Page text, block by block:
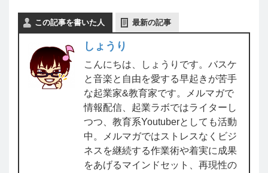
この記事を書いた人 最新の記事
しょうり
こんにちは、しょうりです。バスケ
と音楽と自由を愛する早起きが苦手
な起業家&教育家です。メルマガで
情報配信、起業ラボではライターし
つつ、教育系Youtuberとしても活動
中。メルマガではストレスなくビジ
ネスを継続する作業術や着実に成果
をあげるマインドセット、再現性の